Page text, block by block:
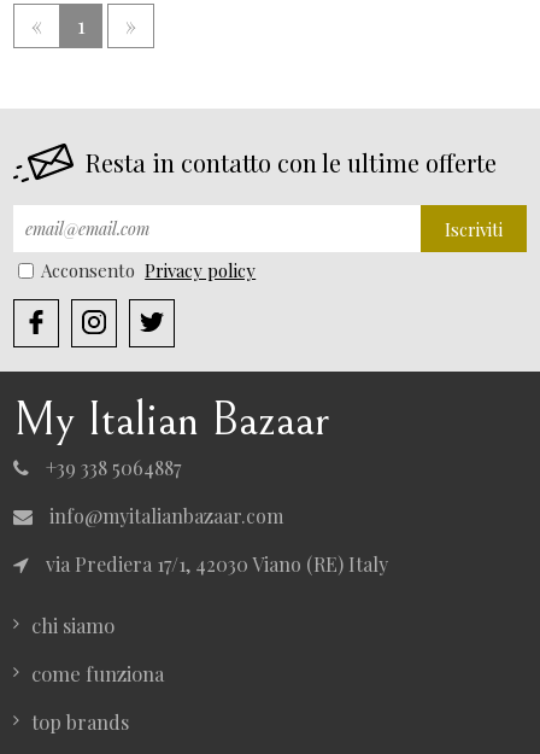
« 1 »
Resta in contatto con le ultime offerte
Iscriviti
Acconsento Privacy policy
My Italian Bazaar
+39 338 5064887
info@myitalianbazaar.com
via Prediera 17/1, 42030 Viano (RE) Italy
chi siamo
come funziona
top brands